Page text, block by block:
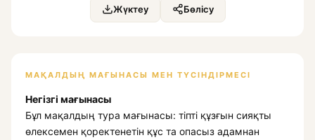
Жүктеу Бөлісу
МАҚАЛДЫҢ МАҒЫНАСЫ МЕН ТҮСІНДІРМЕСІ
Негізгі мағынасы
Бұл мақалдың тура мағынасы: тіпті құзғын сияқты
өлексемен қоректенетін құс та опасыз адамнан